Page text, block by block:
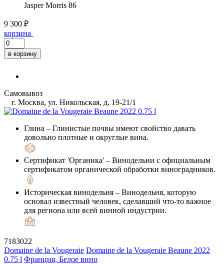
Jasper Morris 86
9 300 ₽
корзина
в корзину
Самовывоз
г. Москва, ул. Никольская, д. 19-21/1
Глина – Глинистые почвы имеют свойство давать
довольно плотные и округлые вина.
Сертификат 'Органика' – Винодельни с официальным
сертификатом органической обработки виноградников.
Историческая винодельня – Винодельня, которую
основал известный человек, сделавший что-то важное
для региона или всей винной индустрии.
7183022
Domaine de la Vougeraie Domaine de la Vougeraie Beaune 2022
0.75 l Франция, Белое вино